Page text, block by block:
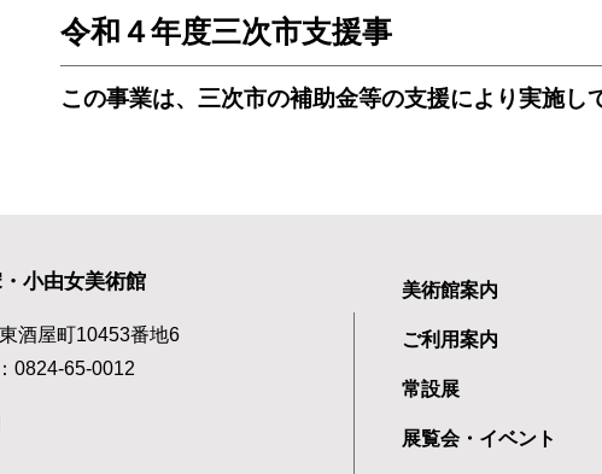
令和４年度三次市支援事
この事業は、三次市の補助金等の支援により実施し
小由女美術館
酒屋町10453番地6
0824-65-0012
美術館案内
ご利用案内
常設展
展覧会・イベント